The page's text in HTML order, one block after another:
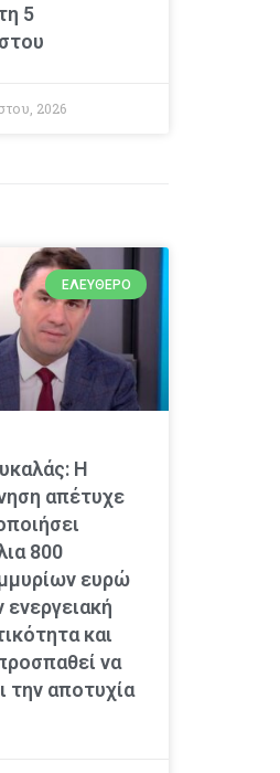
5
2026
ΕΛΕΎΘΕΡΟ
Η
απέτυχε
800
ευρώ
ενεργειακή
και
να
την αποτυχία